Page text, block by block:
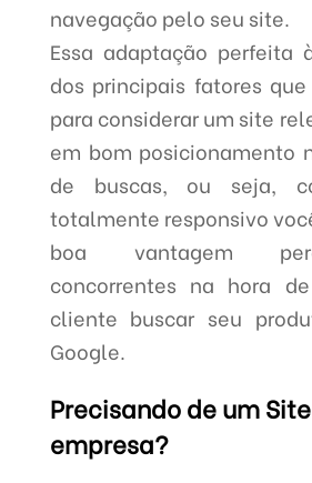
navegação pelo seu site.
Essa adaptação perfeita
dos principais fatores
para considerar um site
em bom posicionamento
de buscas, ou seja,
totalmente responsivo
boa vantagem
concorrentes na hora
cliente buscar seu
Google.
Precisando de um
empresa?